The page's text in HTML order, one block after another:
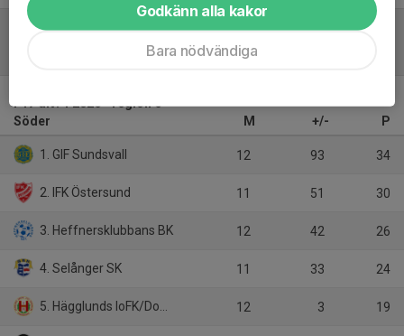
F17 div. 1 2026 - region 6 -
Söder
M +/- P
1. GIF Sundsvall 12 93 34
2. IFK Östersund 11 51 30
3. Heffnersklubbans BK 12 42 26
4. Selånger SK 11 33 24
5. Hägglunds IoFK/Domsjö IF 12 3 19
Godkänn alla kakor
Bara nödvändiga